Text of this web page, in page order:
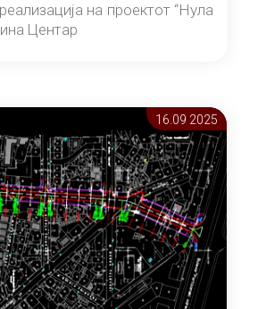
на проектот “Нула
Центар
16.09 2025